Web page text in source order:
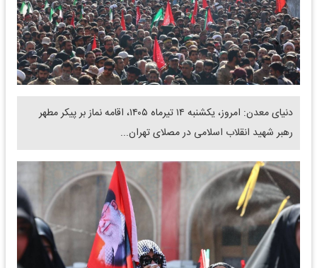
دنیای معدن: امروز، یکشنبه ۱۴ تیرماه ۱۴۰۵، اقامه نماز بر پیکر مطهر
رهبر شهید انقلاب اسلامی در مصلای تهران...